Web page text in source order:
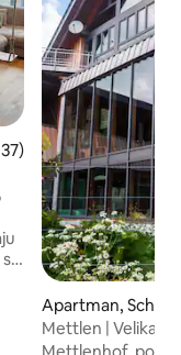
ocena 4,89 od 5,
Apartman,
Mettlen | Velika,
na Alpe
Mettlenhof,